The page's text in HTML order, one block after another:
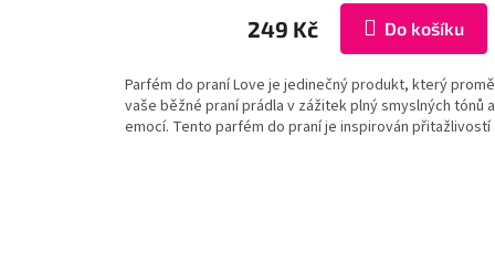
249 Kč Do košíku
Parfém do praní Love je jedinečný produkt, který
vaše běžné praní prádla v zážitek plný smyslných tónů a
emocí. Tento parfém do praní je inspirován přitažlivostí